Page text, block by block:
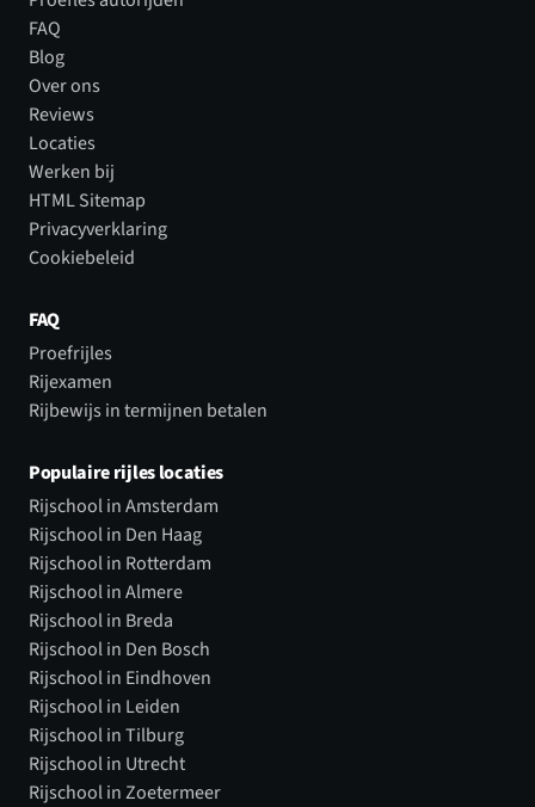
FAQ
Blog
Over ons
Reviews
Locaties
Werken bij
HTML Sitemap
Privacyverklaring
Cookiebeleid
FAQ
Proefrijles
Rijexamen
Rijbewijs in termijnen betalen
Populaire rijles locaties
Rijschool in Amsterdam
Rijschool in Den Haag
Rijschool in Rotterdam
Rijschool in Almere
Rijschool in Breda
Rijschool in Den Bosch
Rijschool in Eindhoven
Rijschool in Leiden
Rijschool in Tilburg
Rijschool in Utrecht
Rijschool in Zoetermeer